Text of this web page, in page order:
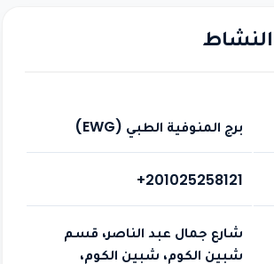
برج المنوفية الطبي (EWG)
+201025258121
شارع جمال عبد الناصر، قسم
شبين الكوم، شبين الكوم،